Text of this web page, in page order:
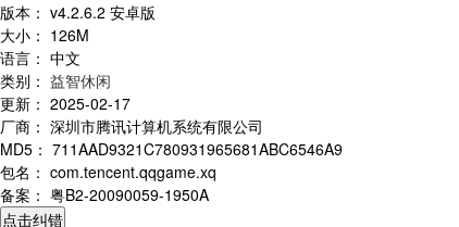
版本 ： v4.2.6.2 安卓版
大小 ： 126M
语言 ： 中文
类别 ： 益智休闲
更新 ： 2025-02-17
厂商 ： 深圳市腾讯计算机系统有限公司
MD5 ： 711AAD9321C780931965681ABC6546A9
包名 ： com.tencent.qqgame.xq
备案 ： 粤B2-20090059-1950A
点击纠错